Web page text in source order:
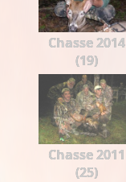
Chasse 2014
(19)
Chasse 2011
(25)